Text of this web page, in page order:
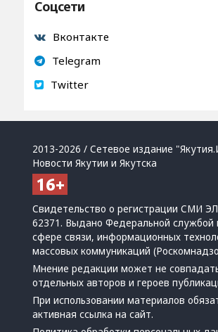
Соцсети
Вконтакте
Telegram
Twitter
2013-2026 / Сетевое издание
Новости Якутии и Якутска
Свидетельство о регистрации СМИ
62371. Выдано Федеральной службой
сфере связи, информационных
массовых коммуникаций
Мнение редакции может не
отдельных авторов и героев
При использовании материалов
активная ссылка на сайт.